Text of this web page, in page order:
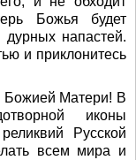
Божья будет
напастей.
и приклонитесь
Божией Матери! В
иконы
Русской
всем мира и